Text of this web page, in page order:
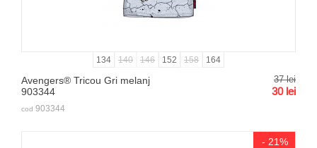
134 140 146 152 158 164
Avengers® Tricou Gri melanj
903344
37 lei
30 lei
cod 903344
- 21%